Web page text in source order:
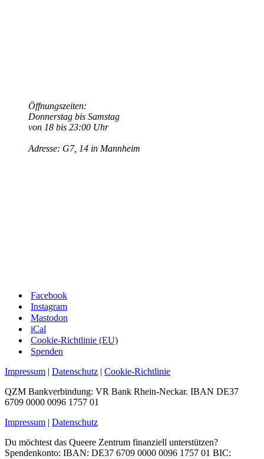
Öffnungszeiten:
Donnerstag bis Samstag
von 18 bis 23:00 Uhr
Adresse: G7, 14 in Mannheim
Facebook
Instagram
Mastodon
iCal
Cookie-Richtlinie (EU)
Spenden
Impressum | Datenschutz | Cookie-Richtlinie
QZM Bankverbindung: VR Bank Rhein-Neckar. IBAN DE37
6709 0000 0096 1757 01
Impressum | Datenschutz
Du möchtest das Queere Zentrum finanziell unterstützen?
Spendenkonto: IBAN: DE37 6709 0000 0096 1757 01 BIC: